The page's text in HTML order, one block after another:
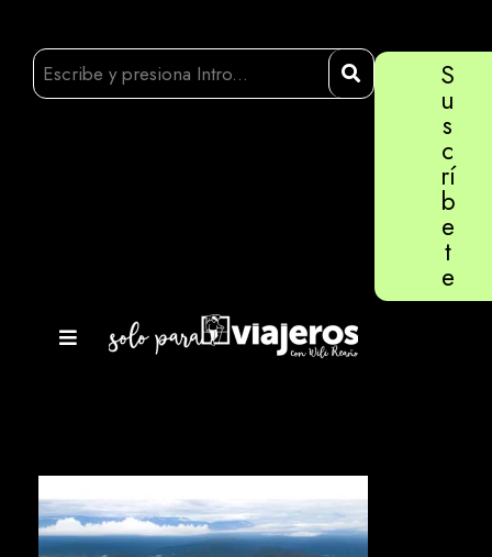
S
u
s
c
rí
b
e
t
e